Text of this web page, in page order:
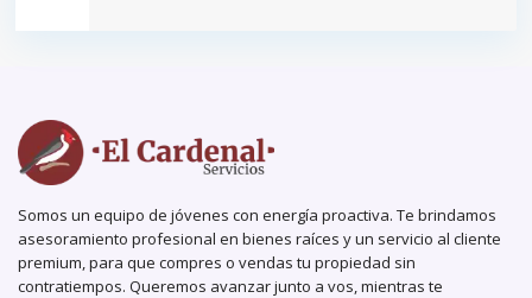
Somos un equipo de jóvenes con energía proactiva. Te brindamos
asesoramiento profesional en bienes raíces y un servicio al cliente
premium, para que compres o vendas tu propiedad sin
contratiempos. Queremos avanzar junto a vos, mientras te